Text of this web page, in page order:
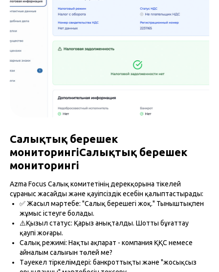
Салықтық берешек
мониторингіСалықтық берешек
мониторингі
Azma Focus Салық комитетінің дерекқорына тікелей
сұраныс жасайды және қауіпсіздік есебін қалыптастырады:
✅ Жасыл мәртебе: "Салық берешегі жоқ." Тыныштықпен
жұмыс істеуге болады.
⚠️Қызыл статус: Қарыз анықталды. Шотты бұғаттау
қаупі жоғары.
Салық режимі: Нақты ақпарат - компания ҚҚС немесе
айналым салығын төлей ме?
Тәуекел тіркелімдері: банкроттықты және "жосықсыз